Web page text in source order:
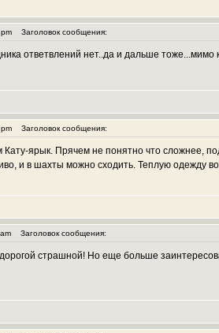
Заголовок сообщения:
ответвлений нет..да и дальше тоже...мимо
Заголовок сообщения:
ярык. Прячем не понятно что сложнее,
и в шахты можно сходить. Теплую одежду
Заголовок сообщения:
страшной! Но еще больше